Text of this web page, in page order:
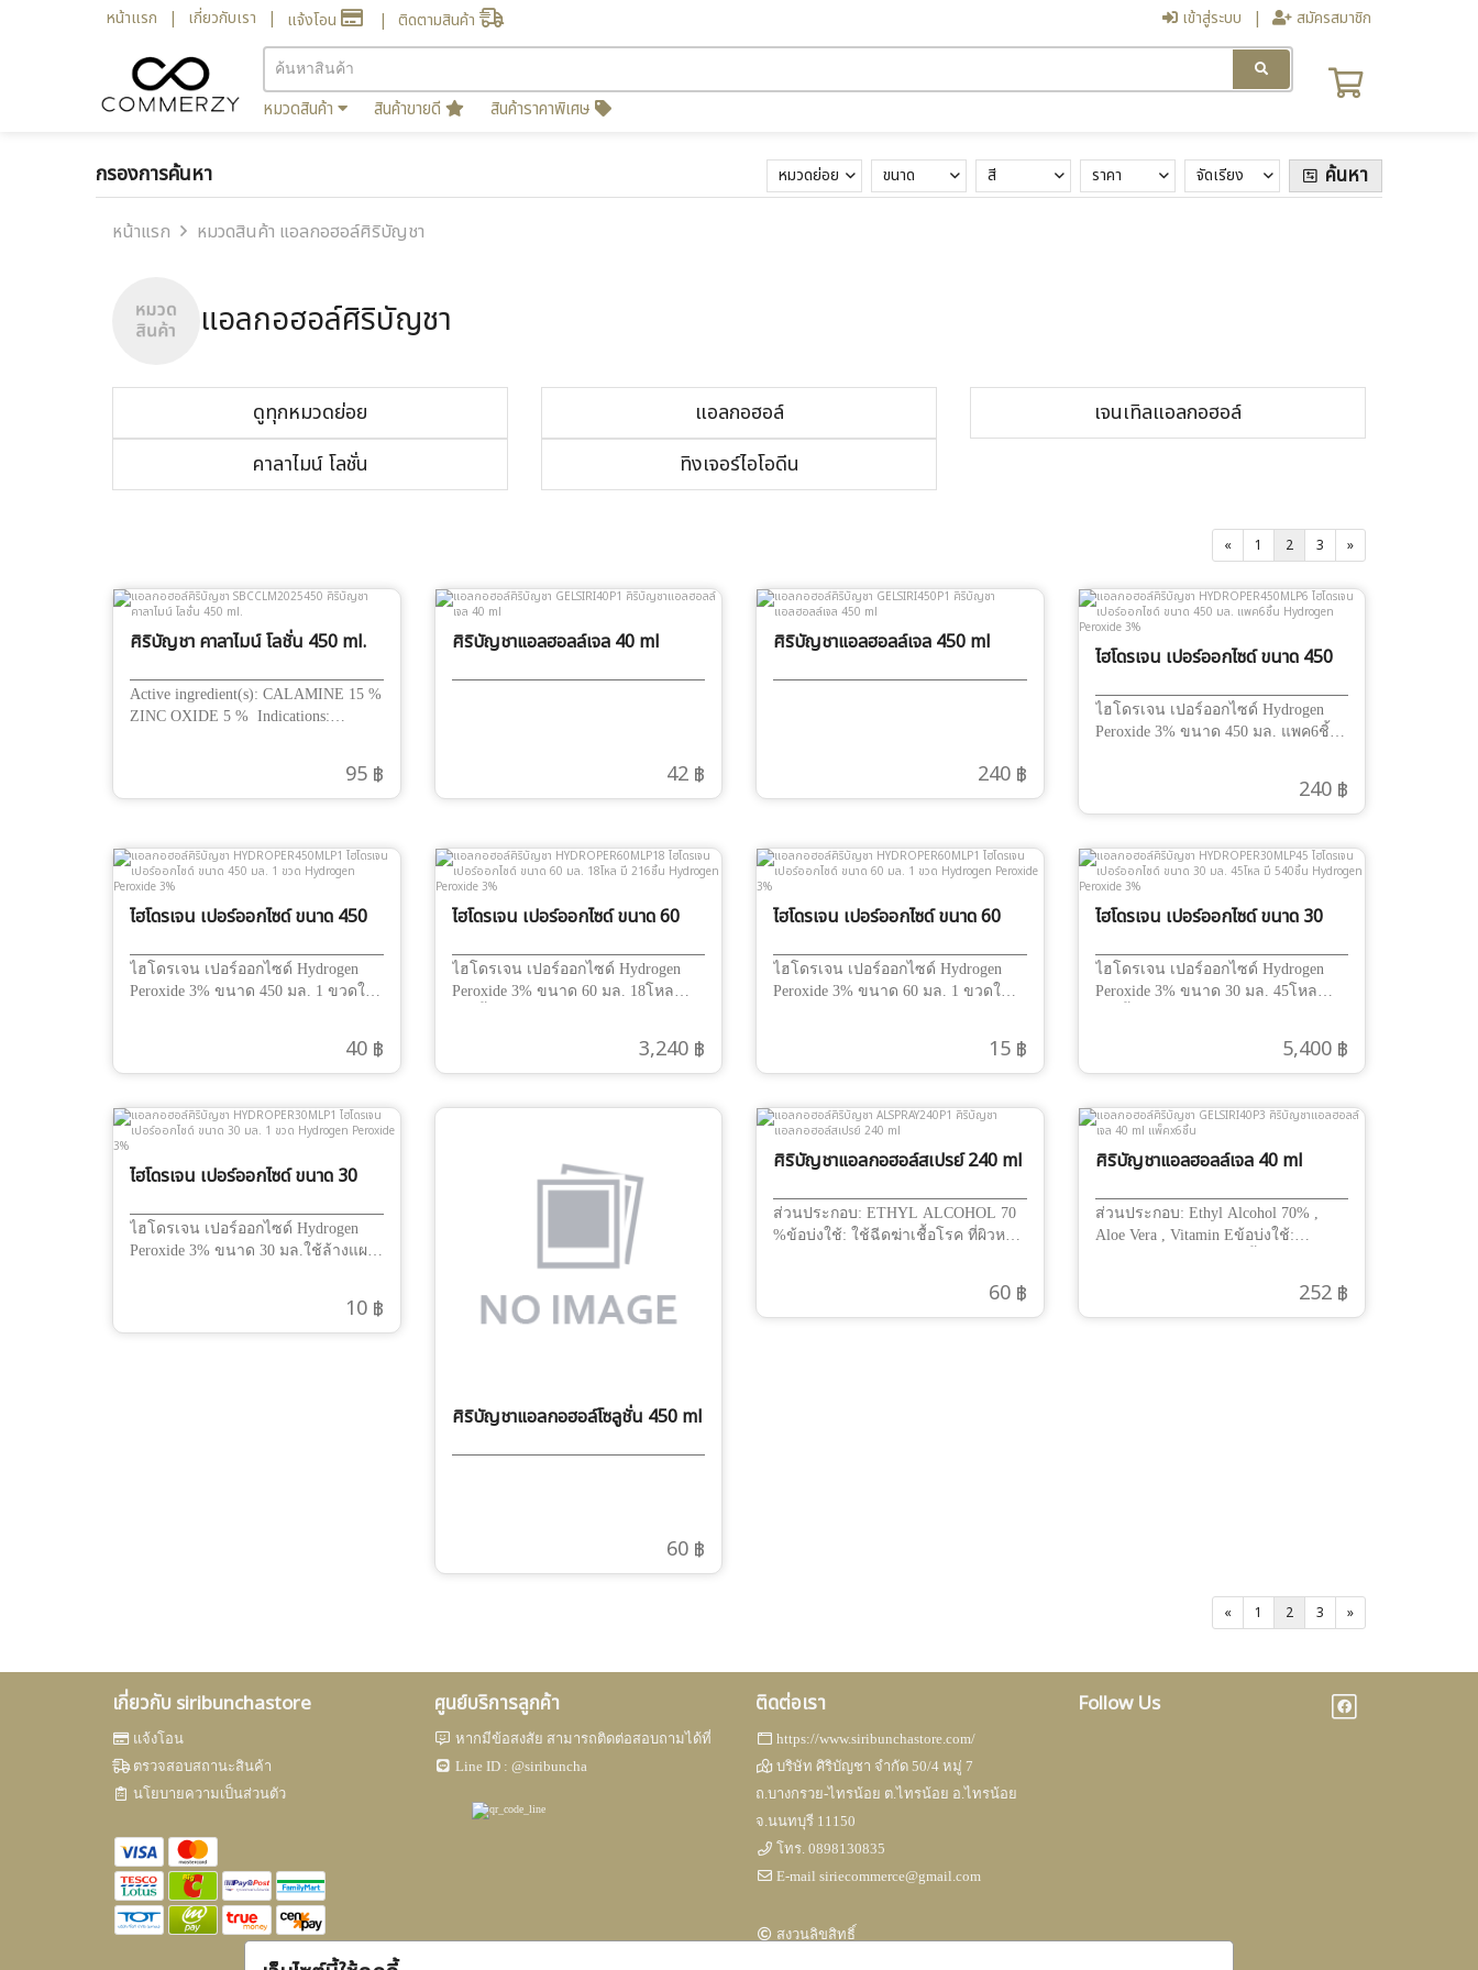
หน้าแรก เกี่ยวกับเรา แจ้งโอน ติดตามสินค้า เข้าสู่ระบบ สมัครสมาชิก
หมวดสินค้า สินค้าขายดี สินค้าราคาพิเศษ
กรองการค้นหา ค้นหา
จัดเรียง
ราคา
สี
ขนาด
หมวดย่อย
หน้าแรก หมวดสินค้า แอลกอฮอล์ศิริบัญชา
แอลกอฮอล์ศิริบัญชา
ดูทุกหมวดย่อย แอลกอฮอล์
เจนเทิลแอลกอฮอล์
คาลาไมน์ โลชั่น
ทิงเจอร์ไอโอดีน
« 1 2 3 »
ศิริบัญชา คาลาไมน์ โลชั่น 450 ml.
Active ingredient(s): CALAMINE 15 %
ZINC OXIDE 5 % Indications:
ศิริบัญชา Calamine Lotion Siribuncha
ส่วนประกอบ: CALAMINE 15g ZINC
อาการ ผด ผื่น คัน บรรเทาอาการคัน
อันเนื่องมาจากการแพ้ต่าง ๆ ใช้ทา
บริเวณที่เป็นวันละ 2-3 ครั้ง
95 ฿
ศิริบัญชาแอลฮอลล์เจล 40 ml
42 ฿
ศิริบัญชาแอลฮอลล์เจล 450 ml
240 ฿
ไฮโดรเจน เปอร์ออกไซด์ ขนาด 450
Peroxide 3%
ไฮโดรเจน เปอร์ออกไซด์ Hydrogen
Peroxide 3% ขนาด 450 มล. แพค6ชิ้น
240 ฿
ไฮโดรเจน เปอร์ออกไซด์ ขนาด 450
3%
ไฮโดรเจน เปอร์ออกไซด์ Hydrogen
Peroxide 3% ขนาด 450 มล. 1 ขวดใช้
40 ฿
ไฮโดรเจน เปอร์ออกไซด์ ขนาด 60
Peroxide 3%
ไฮโดรเจน เปอร์ออกไซด์ Hydrogen
Peroxide 3% ขนาด 60 มล. 18โหล
3,240 ฿
ไฮโดรเจน เปอร์ออกไซด์ ขนาด 60
3%
ไฮโดรเจน เปอร์ออกไซด์ Hydrogen
Peroxide 3% ขนาด 60 มล. 1 ขวดใช้
15 ฿
ไฮโดรเจน เปอร์ออกไซด์ ขนาด 30
Peroxide 3%
ไฮโดรเจน เปอร์ออกไซด์ Hydrogen
Peroxide 3% ขนาด 30 มล. 45โหล
5,400 ฿
ไฮโดรเจน เปอร์ออกไซด์ ขนาด 30
3%
ไฮโดรเจน เปอร์ออกไซด์ Hydrogen
Peroxide 3% ขนาด 30 มล.ใช้ล้างแผล
10 ฿
ศิริบัญชาแอลกอฮอล์โซลูชั่น 450 ml
60 ฿
ศิริบัญชาแอลกอฮอล์สเปรย์ 240 ml
ส่วนประกอบ: ETHYL ALCOHOL 70
%ข้อบ่งใช้: ใช้ฉีดฆ่าเชื้อโรค ที่ผิวหนัง
คุณภาพที่คุณมั่นใจ “ศิริบัญชา แทน
ความห่วงใย”
60 ฿
ศิริบัญชาแอลฮอลล์เจล 40 ml
ส่วนประกอบ: Ethyl Alcohol 70% ,
Aloe Vera , Vitamin Eข้อบ่งใช้:
252 ฿
« 1 2 3 »
เกี่ยวกับ siribunchastore
แจ้งโอน
ตรวจสอบสถานะสินค้า
นโยบายความเป็นส่วนตัว
ศูนย์บริการลูกค้า
หากมีข้อสงสัย สามารถติดต่อสอบถามได้ที่
Line ID : @siribuncha
ติดต่อเรา
https://www.siribunchastore.com/
บริษัท ศิริบัญชา จำกัด 50/4 หมู่ 7
ถ.บางกรวย-ไทรน้อย ต.ไทรน้อย อ.ไทรน้อย
จ.นนทบุรี 11150
โทร.0898130835
E-mailsiriecommerce@gmail.com
สงวนลิขสิทธิ์
Follow Us